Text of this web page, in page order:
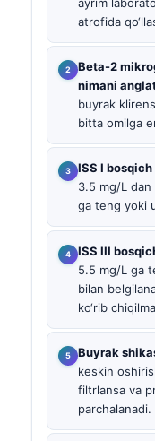
atrofida
Beta-2
nimani
buyrak
bitta omilga
ISS I
3.5 mg/L dan
ga teng yoki
ISS III
5.5 mg/L ga
bilan
ko‘rib
Buyrak
keskin
filtrlansa va
parchalanadi.